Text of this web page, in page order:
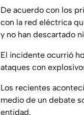
De acuerdo con los
con la red eléctrica
y no han descartado
El incidente ocurrió
ataques con
Los recientes
medio de un debate
entidad.